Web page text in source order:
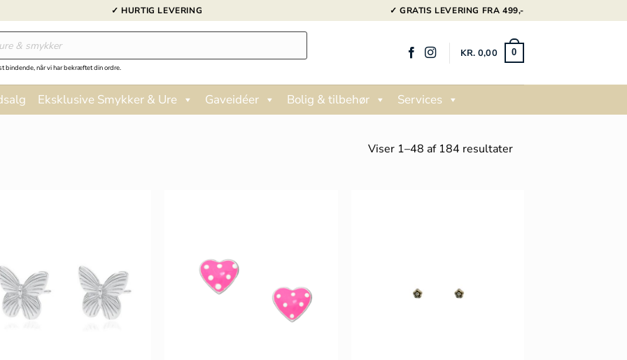
✓ HURTIG LEVERING ✓ GRATIS LEVERING FRA 499,-
bindende, når vi har bekræftet din ordre.
KR. 0,00 0
Eksklusive Smykker & Ure Gaveidéer Bolig & tilbehør Services
Viser 1–48 af 184 resultaterSorteret